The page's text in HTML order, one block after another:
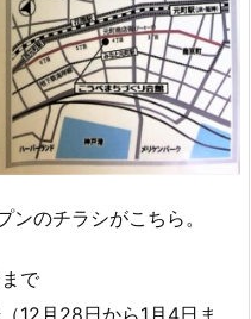
ンのチラシがこちら。
で
12月28日から1月4日ま